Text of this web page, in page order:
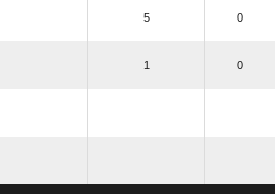
5 0
1 0